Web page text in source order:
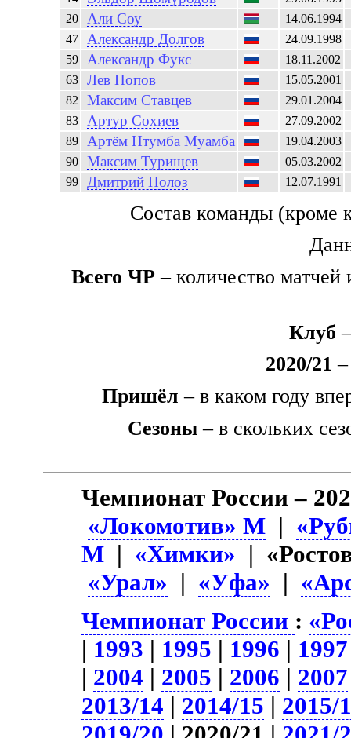
20
АлиСоу 14.06.1994
47
Александр Долгов 24.09.1998
59
АлександрФукс 18.11.2002
63
ЛевПопов 15.05.2001
82
МаксимСтавцев 29.01.2004
83
АртурСохиев 27.09.2002
89
АртёмНтумба Муамба 19.04.2003
90
МаксимТурищев 05.03.2002
99
ДмитрийПолоз 12.07.1991
Состав команды (кроме
Всего ЧР – количество
Клуб
2020/21 –
Пришёл – в каком году
Сезоны – в скольких
Чемпионат России –
«Локомотив» М |
М | «Химки» |
«Урал» | «Уфа» |
Чемпионат России :
| 1993 | 1995 | 1996 | 1997
| 2004 | 2005 | 2006 | 2007
2013/14 | 2014/15 | 2015/